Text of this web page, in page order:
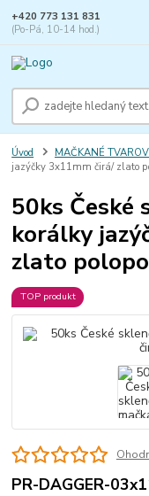
+420 773 131 831
(Po-Pá, 10-14 hod.)
Úvod MAČKANÉ
jazýčky 3x11mm čirá/ zlato
50ks České
korálky
zlato
TOP produkt
PR-DAGGER-